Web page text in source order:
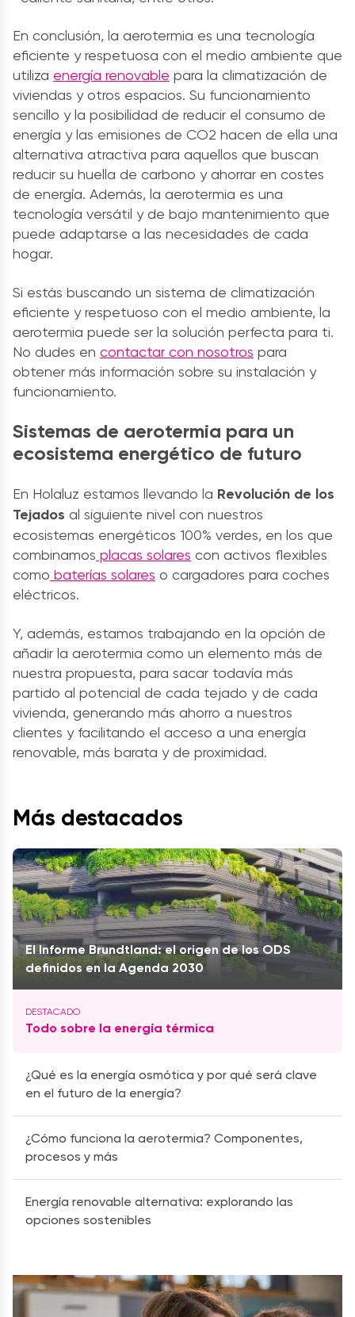
En conclusión, la aerotermia es una tecnología
eficiente y respetuosa con el medio ambiente que
utiliza energía renovable para la climatización de
viviendas y otros espacios. Su funcionamiento
sencillo y la posibilidad de reducir el consumo de
energía y las emisiones de CO2 hacen de ella una
alternativa atractiva para aquellos que buscan
reducir su huella de carbono y ahorrar en costes
de energía. Además, la aerotermia es una
tecnología versátil y de bajo mantenimiento que
puede adaptarse a las necesidades de cada
hogar.
Si estás buscando un sistema de climatización
eficiente y respetuoso con el medio ambiente, la
aerotermia puede ser la solución perfecta para ti.
No dudes en contactar con nosotros para
obtener más información sobre su instalación y
funcionamiento.
Sistemas de aerotermia para un
ecosistema energético de futuro
En Holaluz estamos llevando la Revolución de los
Tejados al siguiente nivel con nuestros
ecosistemas energéticos 100% verdes, en los que
combinamos placas solares con activos flexibles
como baterías solares o cargadores para coches
eléctricos.
Y, además, estamos trabajando en la opción de
añadir la aerotermia como un elemento más de
nuestra propuesta, para sacar todavía más
partido al potencial de cada tejado y de cada
vivienda, generando más ahorro a nuestros
clientes y facilitando el acceso a una energía
renovable, más barata y de proximidad.
Más destacados
El Informe Brundtland: el origen de los ODS
definidos en la Agenda 2030
Todo sobre la energía térmica
¿Qué es la energía osmótica y por qué será clave
en el futuro de la energía?
¿Cómo funciona la aerotermia? Componentes,
procesos y más
Energía renovable alternativa: explorando las
opciones sostenibles